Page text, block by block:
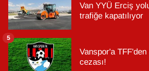
Van YYÜ Erciş
trafiğe kapatılıyor
Vanspor'a
cezası!
5